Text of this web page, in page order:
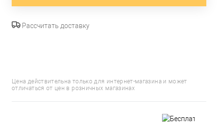
Рассчитать доставку
Цена действительна только для интернет-магазина и может
отличаться от цен в розничных магазинах